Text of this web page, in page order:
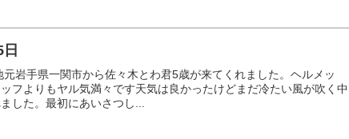
岩手県一関市から佐々木とわ君5歳が来てくれました。ヘルメッ
フよりもヤル気満々です天気は良かったけどまだ冷たい風が吹く中
した。最初にあいさつし...